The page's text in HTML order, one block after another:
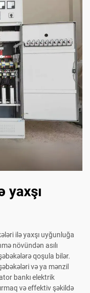
yaxşı
ilə yaxşı uyğunluğa
növündən asılı
qoşula bilər.
və ya mənzil
bankı elektrik
və effektiv şəkildə